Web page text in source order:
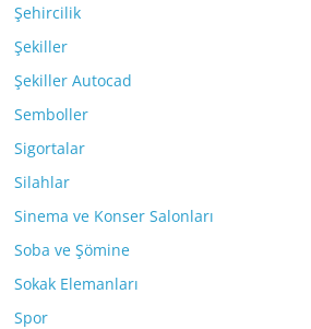
Şehircilik
Şekiller
Şekiller Autocad
Semboller
Sigortalar
Silahlar
Sinema ve Konser Salonları
Soba ve Şömine
Sokak Elemanları
Spor